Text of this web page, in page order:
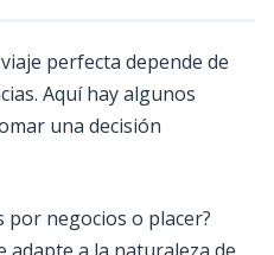
perfecta depende de
Aquí hay algunos
una decisión
por negocios o placer?